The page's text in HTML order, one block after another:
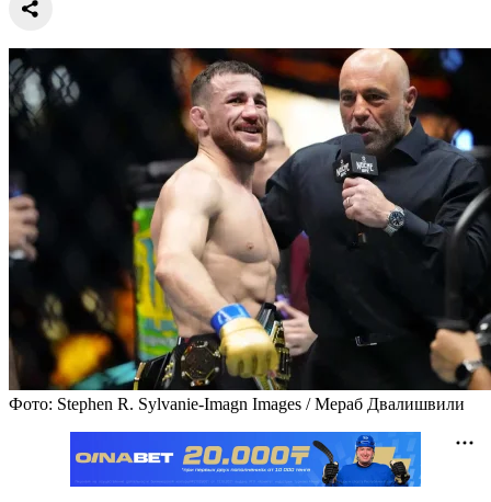
Фото: Stephen R. Sylvanie-Imagn Images / Мераб Двалишвили